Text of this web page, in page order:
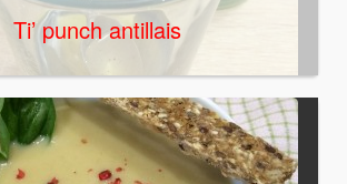
Ti’ punch antillais